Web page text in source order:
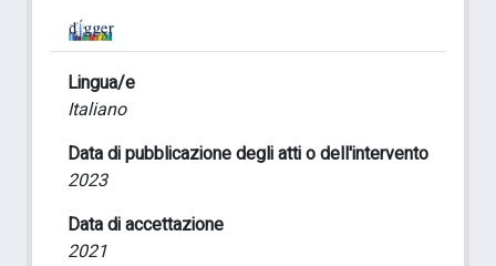
Lingua/e
Italiano
Data di pubblicazione degli atti o dell'intervento
2023
Data di accettazione
2021